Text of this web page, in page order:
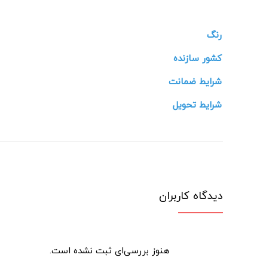
رنگ
کشور سازنده
شرایط ضمانت
شرایط تحویل
دیدگاه کاربران
هنوز بررسی‌ای ثبت نشده است.